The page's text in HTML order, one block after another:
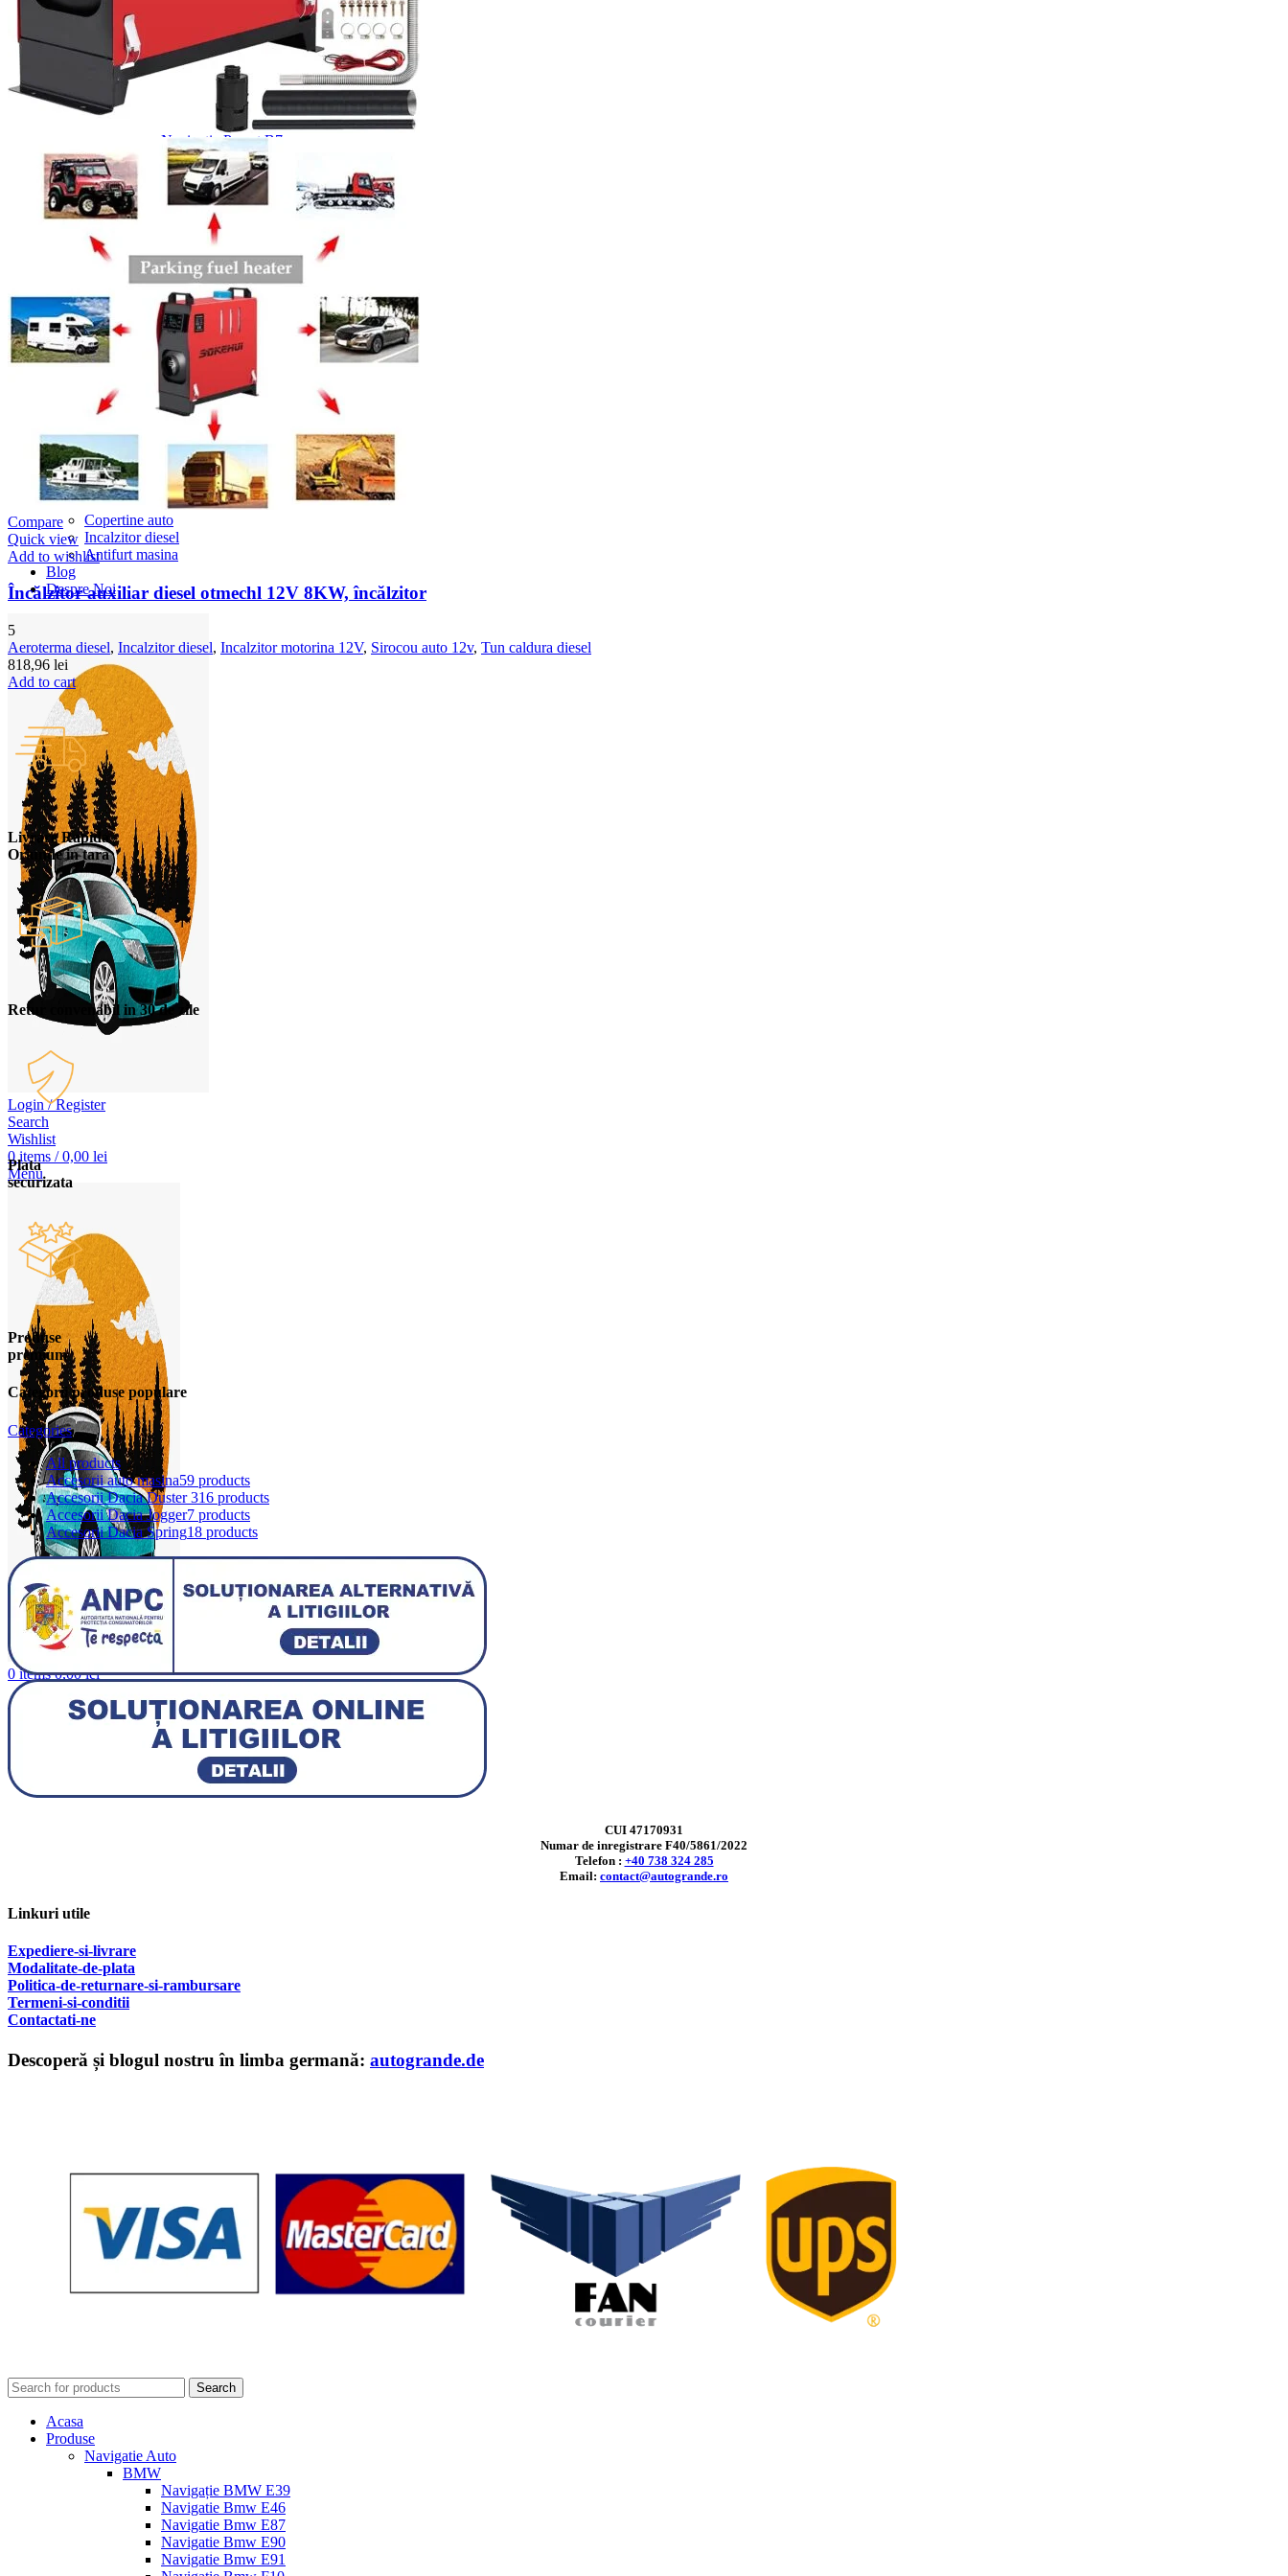
Navigație Mercedes W204
Navigație Mercedes W211
Navigație Mercedes Sprinter
Passat
Navigație Passat B5
Navigație Passat B5 5
Navigație Passat B6
Navigație Passat B7
Navigație Passat B8
Navigație Passat CC
Skoda
Navigație Skoda Fabia 1
Navigație Skoda Fabia 2
Navigație Skoda Octavia 1
Navigație Skoda Octavia 2
Navigație Skoda Octavia 3
Navigație Skoda Rapid
Navigație Skoda Superb 1
Navigație Skoda Superb 2
Navigație Toyota Avensis T25
Portbagaj Plafon Auto
Sub 350 Litri
Peste 350 Litri
Peste 450 litri
Accesorii auto masina
Accesorii Dacia Duster 3
Accesorii Duster 2
Accesorii Dacia Jogger
Parfum masina
Copertine auto
Incalzitor diesel
Antifurt masina
Blog
Despre Noi
Login / Register
Search
Wishlist
0items / 0,00 lei
Menu
0items 0,00lei
Compare
Quick view
Add to wishlist
Încălzitor auxiliar diesel otmechl 12V 8KW, încălzitor
5
Aeroterma diesel, Incalzitor diesel, Incalzitor motorina 12V, Sirocou auto 12v, Tun caldura diesel
818,96 lei
Add to cart
Livrare Rapida
Oriunde in tara
Retur convenabil in 30 de zile
Plata
securizata
Produse
premium
Categorii produse populare
Categories
All products
Accesorii auto masina59 products
Accesorii Dacia Duster 316 products
Accesorii Dacia Jogger7 products
Accesorii Dacia Spring18 products
CUI 47170931
Numar de inregistrare F40/5861/2022
Telefon : +40 738 324 285
Email: contact@autogrande.ro
Linkuri utile
Expediere-si-livrare
Modalitate-de-plata
Politica-de-returnare-si-rambursare
Termeni-si-conditii
Contactati-ne
Descoperă și blogul nostru în limba germană: autogrande.de
Search
Acasa
Produse
Navigatie Auto
BMW
Navigație BMW E39
Navigatie Bmw E46
Navigatie Bmw E87
Navigatie Bmw E90
Navigatie Bmw E91